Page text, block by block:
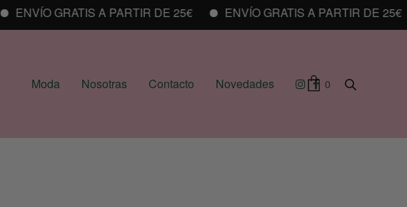
ENVÍO GRATIS A PARTIR DE 25€ ENVÍO GRATIS A PARTIR DE 25€
Moda Nosotras Contacto Novedades 0